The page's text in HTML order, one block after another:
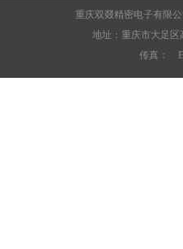
重庆双叕精密电子有限
地址：重庆市大足
传真： E-